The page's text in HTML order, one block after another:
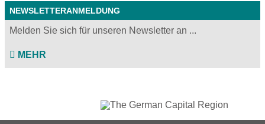
NEWSLETTERANMELDUNG
Melden Sie sich für unseren Newsletter an ...
MEHR